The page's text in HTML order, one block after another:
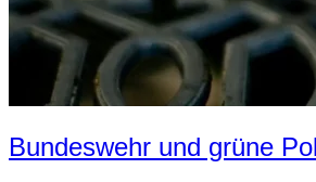
Bundeswehr und grüne